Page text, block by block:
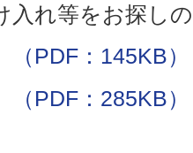
れ等をお探し
PDF：145KB）
PDF：285KB）